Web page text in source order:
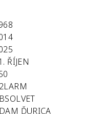
ŘÍJEN
ĎURICA